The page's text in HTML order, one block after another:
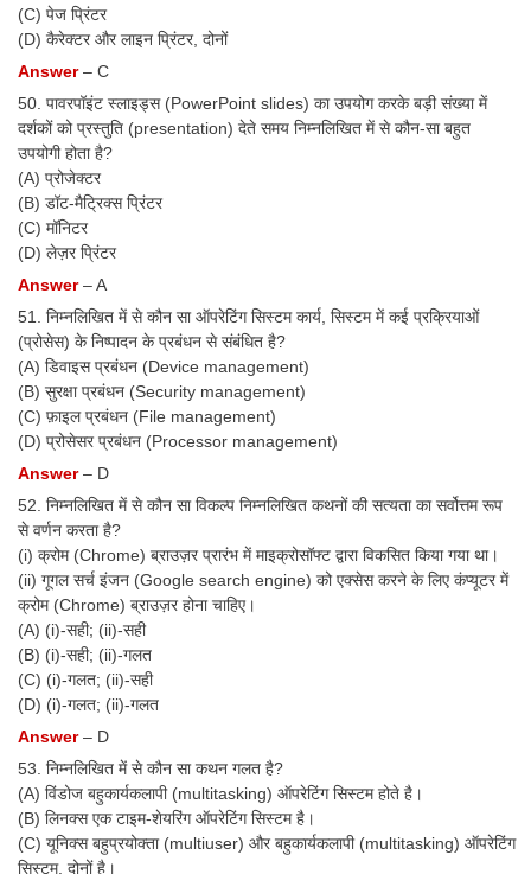
(C) पेज प्रिंटर
(D) कैरेक्टर और लाइन प्रिंटर, दोनों
Answer– C
50. पावरपॉइंट स्लाइड्स (PowerPoint slides) का उपयोग करके बड़ी संख्या में
दर्शकों को प्रस्तुति (presentation) देते समय निम्नलिखित में से कौन-सा बहुत
उपयोगी होता है?
(A) प्रोजेक्टर
(B) डॉट-मैट्रिक्स प्रिंटर
(C) मॉनिटर
(D) लेज़र प्रिंटर
Answer– A
51. निम्नलिखित में से कौन सा ऑपरेटिंग सिस्टम कार्य, सिस्टम में कई प्रक्रियाओं
(प्रोसेस) के निष्पादन के प्रबंधन से संबंधित है?
(A) डिवाइस प्रबंधन (Device management)
(B) सुरक्षा प्रबंधन (Security management)
(C) फ़ाइल प्रबंधन (File management)
(D) प्रोसेसर प्रबंधन (Processor management)
Answer– D
52. निम्नलिखित में से कौन सा विकल्प निम्नलिखित कथनों की सत्यता का सर्वोत्तम रूप
से वर्णन करता है?
(i) क्रोम (Chrome) ब्राउज़र प्रारंभ में माइक्रोसॉफ्ट द्वारा विकसित किया गया था।
(ii) गूगल सर्च इंजन (Google search engine) को एक्सेस करने के लिए कंप्यूटर में
क्रोम (Chrome) ब्राउज़र होना चाहिए।
(A) (i)-सही; (ii)-सही
(B) (i)-सही; (ii)-गलत
(C) (i)-गलत; (ii)-सही
(D) (i)-गलत; (ii)-गलत
Answer– D
53. निम्नलिखित में से कौन सा कथन गलत है?
(A) विंडोज बहुकार्यकलापी (multitasking) ऑपरेटिंग सिस्टम होते है।
(B) लिनक्स एक टाइम-शेयरिंग ऑपरेटिंग सिस्टम है।
(C) यूनिक्स बहुप्रयोक्ता (multiuser) और बहुकार्यकलापी (multitasking) ऑपरेटिंग
सिस्टम, दोनों है।